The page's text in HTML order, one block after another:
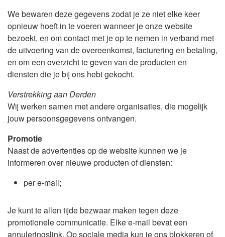
We bewaren deze gegevens zodat je ze niet elke keer
opnieuw hoeft in te voeren wanneer je onze website
bezoekt, en om contact met je op te nemen in verband met
de uitvoering van de overeenkomst, facturering en betaling,
en om een overzicht te geven van de producten en
diensten die je bij ons hebt gekocht.
Verstrekking aan Derden
Wij werken samen met andere organisaties, die mogelijk
jouw persoonsgegevens ontvangen.
Promotie
Naast de advertenties op de website kunnen we je
informeren over nieuwe producten of diensten:
per e-mail;
Je kunt te allen tijde bezwaar maken tegen deze
promotionele communicatie. Elke e-mail bevat een
annuleringslink. Op sociale media kun je ons blokkeren of